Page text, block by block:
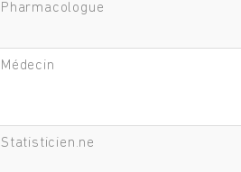
Pharmacologue
Médecin
Statisticien.ne